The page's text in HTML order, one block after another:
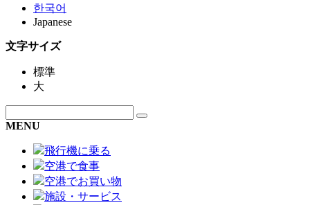
한국어
Japanese
文字サイズ
標準
大
MENU
飛行機に乗る
空港で食事
空港でお買い物
施設・サービス